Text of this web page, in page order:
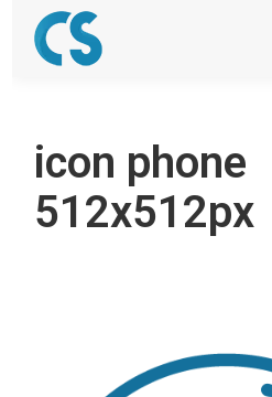
icon phone
512x512px